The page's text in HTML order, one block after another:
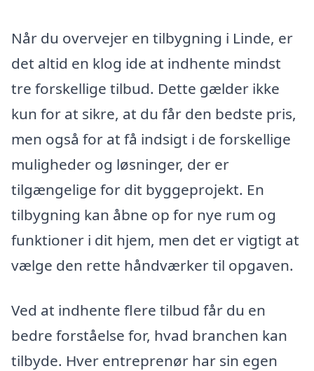
Når du overvejer en tilbygning i Linde, er
det altid en klog ide at indhente mindst
tre forskellige tilbud. Dette gælder ikke
kun for at sikre, at du får den bedste pris,
men også for at få indsigt i de forskellige
muligheder og løsninger, der er
tilgængelige for dit byggeprojekt. En
tilbygning kan åbne op for nye rum og
funktioner i dit hjem, men det er vigtigt at
vælge den rette håndværker til opgaven.
Ved at indhente flere tilbud får du en
bedre forståelse for, hvad branchen kan
tilbyde. Hver entreprenør har sin egen